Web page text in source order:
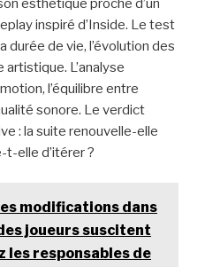
inspiré d’Inside. Le test
durée de vie, l’évolution des
L’analyse
l’équilibre entre
sonore. Le verdict
: la suite renouvelle-elle
t-elle d’itérer ?
modifications dans
joueurs suscitent
les responsables de